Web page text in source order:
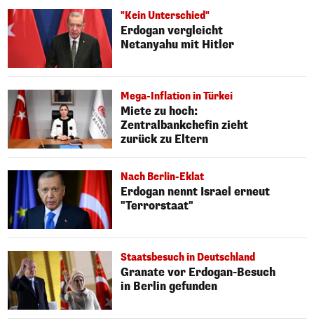
"Kein Unterschied"
Erdogan vergleicht
Netanyahu mit Hitler
Mega-Inflation in Türkei
Miete zu hoch:
Zentralbankchefin zieht
zurück zu Eltern
Nach Berlin-Eklat
Erdogan nennt Israel erneut
"Terrorstaat"
Staatsbesuch in Deutschland
Granate vor Erdogan-Besuch
in Berlin gefunden